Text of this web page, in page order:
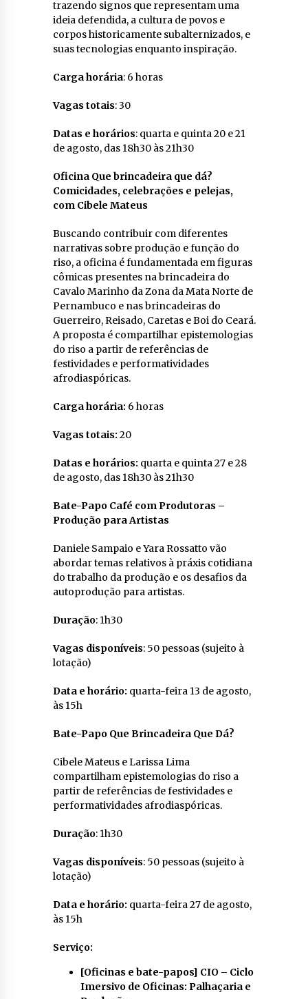
trazendo signos que representam uma
ideia defendida, a cultura de povos e
corpos historicamente subalternizados, e
suas tecnologias enquanto inspiração.
Carga horária: 6 horas
Vagas totais: 30
Datas e horários: quarta e quinta 20 e 21
de agosto, das 18h30 às 21h30
Oficina Que brincadeira que dá?
Comicidades, celebrações e pelejas,
com Cibele Mateus
Buscando contribuir com diferentes
narrativas sobre produção e função do
riso, a oficina é fundamentada em figuras
cômicas presentes na brincadeira do
Cavalo Marinho da Zona da Mata Norte de
Pernambuco e nas brincadeiras do
Guerreiro, Reisado, Caretas e Boi do Ceará.
A proposta é compartilhar epistemologias
do riso a partir de referências de
festividades e performatividades
afrodiaspóricas.
Carga horária: 6 horas
Vagas totais: 20
Datas e horários: quarta e quinta 27 e 28
de agosto, das 18h30 às 21h30
Bate-Papo Café com Produtoras –
Produção para Artistas
Daniele Sampaio e Yara Rossatto vão
abordar temas relativos à práxis cotidiana
do trabalho da produção e os desafios da
autoprodução para artistas.
Duração: 1h30
Vagas disponíveis: 50 pessoas (sujeito à
lotação)
Data e horário: quarta-feira 13 de agosto,
às 15h
Bate-Papo Que Brincadeira Que Dá?
Cibele Mateus e Larissa Lima
compartilham epistemologias do riso a
partir de referências de festividades e
performatividades afrodiaspóricas.
Duração: 1h30
Vagas disponíveis: 50 pessoas (sujeito à
lotação)
Data e horário: quarta-feira 27 de agosto,
às 15h
Serviço:
[Oficinas e bate-papos] CIO – Ciclo
Imersivo de Oficinas: Palhaçaria e